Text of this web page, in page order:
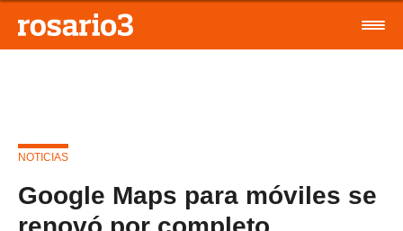
NOTICIAS
Google Maps para móviles se